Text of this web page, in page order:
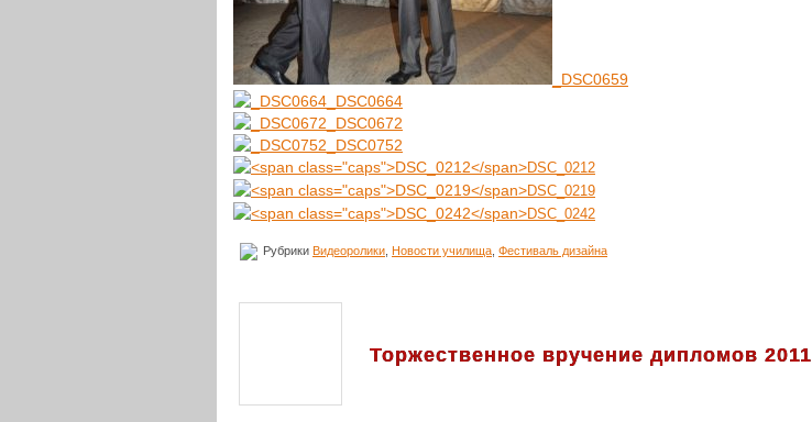
_DSC0659
_DSC0664
_DSC0672
_DSC0752
DSC_0212
DSC_0219
DSC_0242
Рубрики Видеоролики Новости училища Фестиваль дизайна
Торжественное вручение дипломов 2011